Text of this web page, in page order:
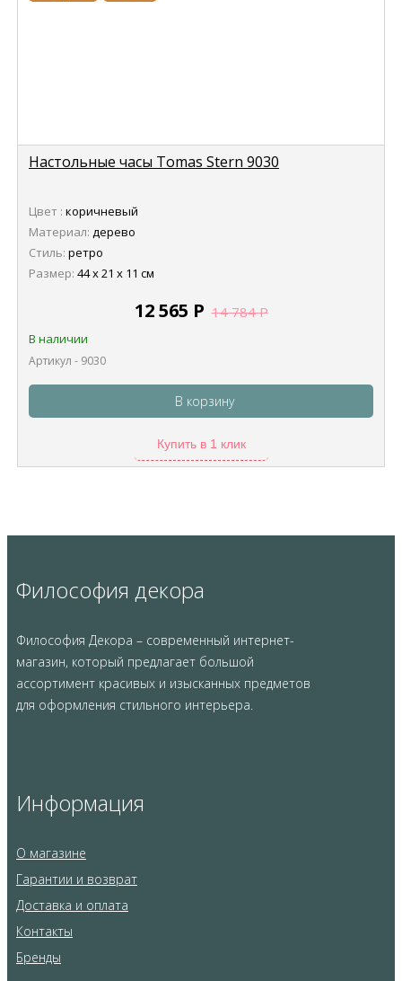
Настольные часы Tomas Stern 9030
Цвет : коричневый
Материал: дерево
Стиль: ретро
Размер: 44 х 21 х 11 см
12 565 Р 14 784Р
В наличии
Артикул - 9030
В корзину
Купить в 1 клик
Философия декора
Философия Декора – современный интернет-
магазин, который предлагает большой
ассортимент красивых и изысканных предметов
для оформления стильного интерьера.
Информация
О магазине
Гарантии и возврат
Доставка и оплата
Контакты
Бренды